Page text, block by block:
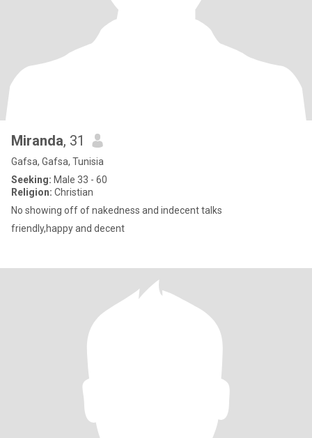
Miranda, 31
Gafsa, Gafsa, Tunisia
Seeking: Male 33 - 60
Religion: Christian
No showing off of nakedness and indecent talks
friendly,happy and decent